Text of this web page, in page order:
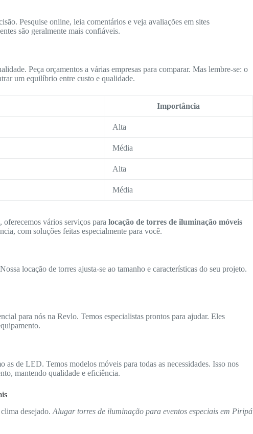
Pesquise online, leia comentários e veja avaliações em sites
são geralmente mais confiáveis.
Peça orçamentos a várias empresas para comparar. Mas lembre-se: o
um equilíbrio entre custo e qualidade.
Importância
Alta
Média
Alta
Média
vários serviços para locação de torres de iluminação móveis
com soluções feitas especialmente para você.
locação de torres ajusta-se ao tamanho e características do seu projeto.
para nós na Revlo. Temos especialistas prontos para ajudar. Eles
de LED. Temos modelos móveis para todas as necessidades. Isso nos
mantendo qualidade e eficiência.
desejado. Alugar torres de iluminação para eventos especiais em Piripá